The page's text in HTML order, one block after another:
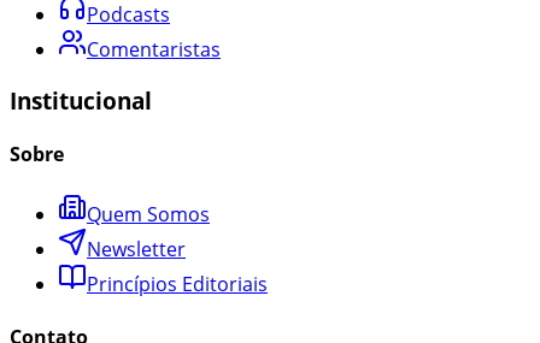
Podcasts
Comentaristas
Institucional
Sobre
Quem Somos
Newsletter
Princípios Editoriais
Contato